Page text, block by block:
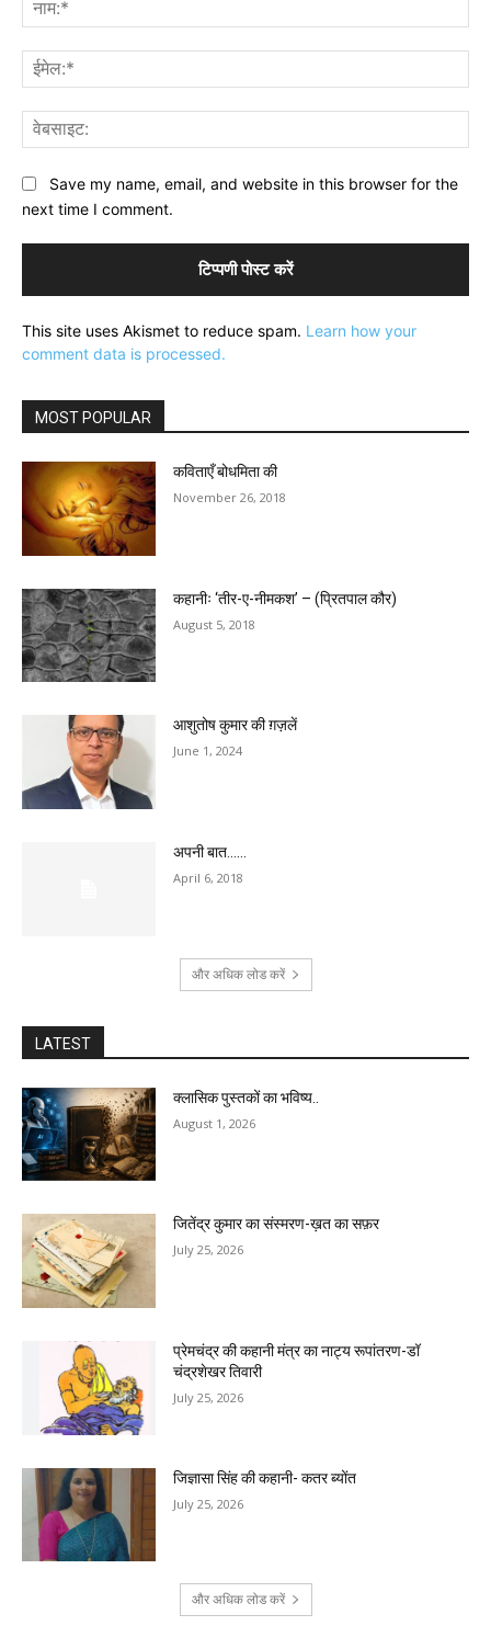
Save my name, email, and website in this browser for the
next time I comment.
This site uses Akismet to reduce spam. Learn how your
comment data is processed.
MOST POPULAR
कविताएँ बोधमिता की
November 26, 2018
कहानीः ‘तीर-ए-नीमकश’ – (प्रितपाल कौर)
August 5, 2018
आशुतोष कुमार की ग़ज़लें
June 1, 2024
अपनी बात……
April 6, 2018
और अधिक लोड करें
LATEST
क्लासिक पुस्तकों का भविष्य..
August 1, 2026
जितेंद्र कुमार का संस्मरण-ख़त का सफ़र
July 25, 2026
प्रेमचंद्र की कहानी मंत्र का नाट्य रूपांतरण-डॉ
चंद्रशेखर तिवारी
July 25, 2026
जिज्ञासा सिंह की कहानी- कतर ब्योंत
July 25, 2026
और अधिक लोड करें